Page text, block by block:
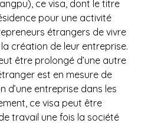
, ce visa, dont le titre
pour une activité
étrangers de vivre
création de leur entreprise.
être prolongé d’une autre
est en mesure de
d’une entreprise dans les
ce visa peut être
travail une fois la société